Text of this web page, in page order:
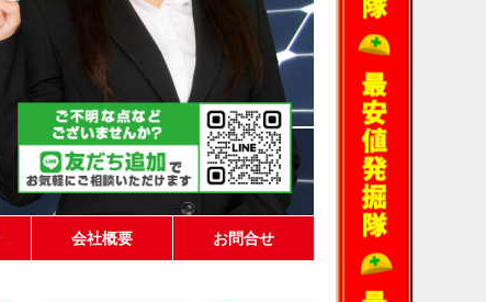
会社概要 お問合せ